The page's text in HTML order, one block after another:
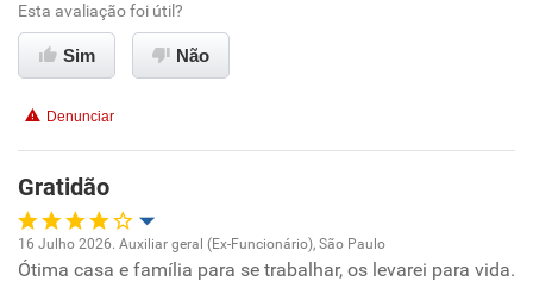
Ambiente de trabalho
Benefícios
Recomenda esta empresa
Recomenda a diretoria
Esta avaliação foi útil?
Sim Não
Denunciar
Gratidão
Oportunidade de promoção
16 Julho 2026. Auxiliar geral (Ex-Funcionário), São Paulo
Ótima casa e família para se trabalhar, os levarei para vida.